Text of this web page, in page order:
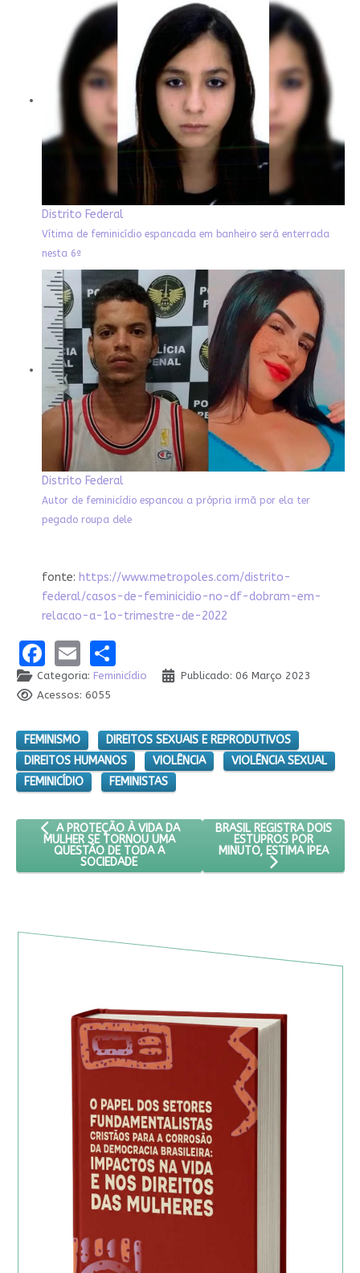
Distrito Federal
Vítima de feminicídio espancada em banheiro será enterrada
nesta 6ª
Distrito Federal
Autor de feminicídio espancou a própria irmã por ela ter
pegado roupa dele
fonte: https://www.metropoles.com/distrito-
federal/casos-de-feminicidio-no-df-dobram-em-
relacao-a-1o-trimestre-de-2022
Facebook
EmailShare
Categoria: Feminicídio
Publicado: 06 Março 2023
Acessos: 6055
FEMINISMO
DIREITOS SEXUAIS E REPRODUTIVOS
DIREITOS HUMANOS
VIOLÊNCIA
VIOLÊNCIA SEXUAL
FEMINICÍDIO
FEMINISTAS
ARTIGO ANTERIOR: A PROTEÇÃO À VIDA DA MULHER SE
A PROTEÇÃO À VIDA DA
MULHER SE TORNOU UMA
QUESTÃO DE TODA A
SOCIEDADE
PRÓXIMO ARTIGO: BRASIL
BRASIL REGISTRA DOIS
ESTUPROS POR
MINUTO, ESTIMA IPEA